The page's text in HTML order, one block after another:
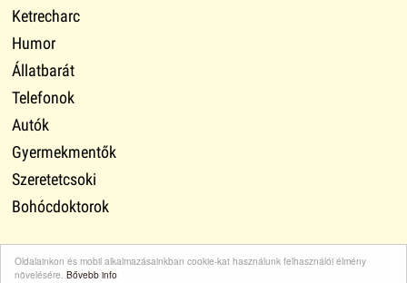
Oldalainkon és mobil alkalmazásainkban cookie-kat használunk felhasználói élmény
növelésére. Bővebb info
Ketrecharc
Humor
Állatbarát
Telefonok
Autók
Gyermekmentők
Szeretetcsoki
Bohócdoktorok